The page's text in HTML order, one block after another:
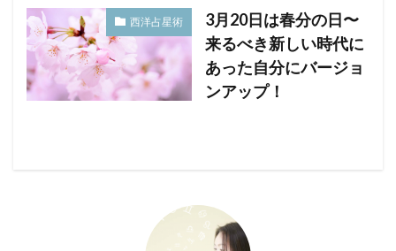
西洋占星術
3月20日は春分の日〜
来るべき新しい時代に
あった自分にバージョ
ンアップ！